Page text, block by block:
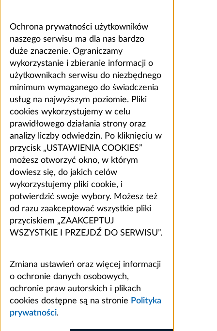
Ochrona prywatności użytkowników
naszego serwisu ma dla nas bardzo
duże znaczenie. Ograniczamy
wykorzystanie i zbieranie informacji o
użytkownikach serwisu do niezbędnego
minimum wymaganego do świadczenia
usług na najwyższym poziomie. Pliki
cookies wykorzystujemy w celu
prawidłowego działania strony oraz
analizy liczby odwiedzin. Po kliknięciu w
przycisk „USTAWIENIA COOKIES”
możesz otworzyć okno, w którym
dowiesz się, do jakich celów
wykorzystujemy pliki cookie, i
potwierdzić swoje wybory. Możesz też
od razu zaakceptować wszystkie pliki
przyciskiem „ZAAKCEPTUJ
WSZYSTKIE I PRZEJDŹ DO SERWISU”.
Zmiana ustawień oraz więcej informacji
o ochronie danych osobowych,
ochronie praw autorskich i plikach
cookies dostępne są na stronie Polityka
prywatności.